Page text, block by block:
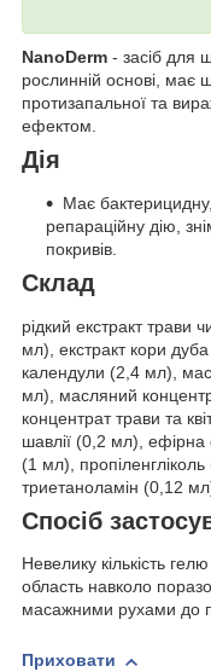
NanoDerm - засіб для
рослинній основі, має
протизапальної та
ефектом.
Дія
Має
репараційну дію,
покривів.
Склад
рідкий екстракт трави
мл), екстракт кори
календули (2,4 мл),
мл), масляний
концентрат трави та
шавлії (0,2 мл), ефірна
(1 мл),
триетаноламін (0,12
Спосіб
Невелику кількість
область навколо
масажними рухами до
Приховати